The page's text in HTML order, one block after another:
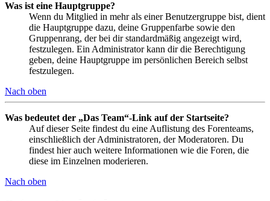
Was ist eine Hauptgruppe?
Wenn du Mitglied in mehr als einer Benutzergruppe bist, dient
die Hauptgruppe dazu, deine Gruppenfarbe sowie den
Gruppenrang, der bei dir standardmäßig angezeigt wird,
festzulegen. Ein Administrator kann dir die Berechtigung
geben, deine Hauptgruppe im persönlichen Bereich selbst
festzulegen.
Nach oben
Was bedeutet der „Das Team“-Link auf der Startseite?
Auf dieser Seite findest du eine Auflistung des Forenteams,
einschließlich der Administratoren, der Moderatoren. Du
findest hier auch weitere Informationen wie die Foren, die
diese im Einzelnen moderieren.
Nach oben